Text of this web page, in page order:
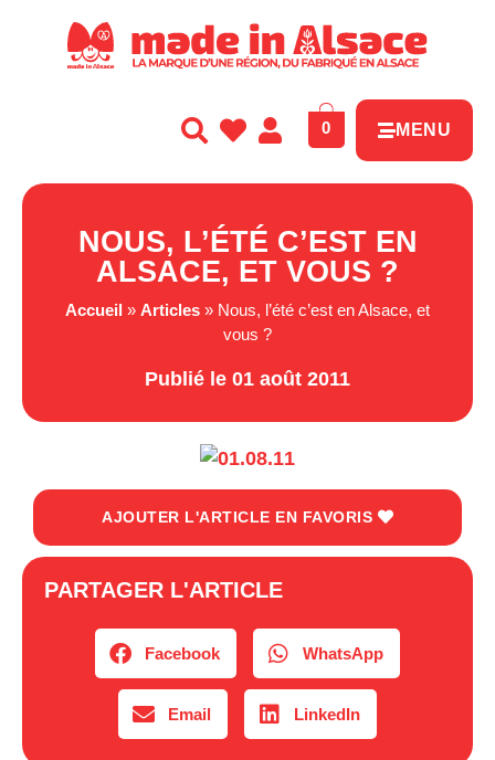
0 MENU
NOUS, L’ÉTÉ C’EST EN
ALSACE, ET VOUS ?
Accueil » Articles » Nous, l’été c’est en Alsace, et
vous ?
Publié le 01 août 2011
AJOUTER L'ARTICLE EN FAVORIS
PARTAGER L'ARTICLE
Facebook WhatsApp
Email LinkedIn